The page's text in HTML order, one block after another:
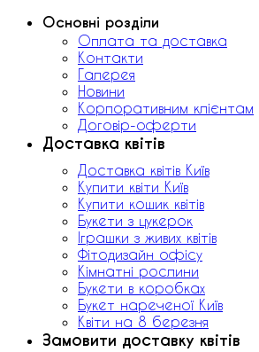
Основні розділи
Оплата та доставка
Контакти
Галерея
Новини
Корпоративним клієнтам
Договір-оферти
Доставка квітів
Доставка квітів Київ
Купити квіти Київ
Купити кошик квітів
Букети з цукерок
Іграшки з живих квітів
Фітодизайн офісу
Кімнатні рослини
Букети в коробках
Букет нареченої Київ
Квіти на 8 березня
Замовити доставку квітів